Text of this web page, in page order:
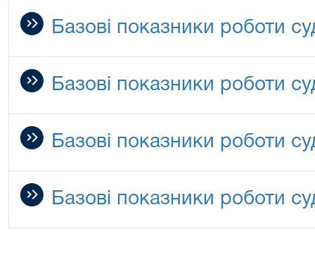
Базові показники роботи
Базові показники роботи
Базові показники роботи
Базові показники роботи